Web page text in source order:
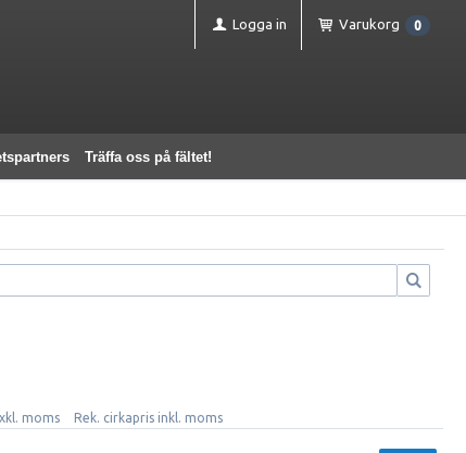
Logga in Varukorg 0
Träffa oss på fältet!
moms Rek. cirkapris inkl. moms